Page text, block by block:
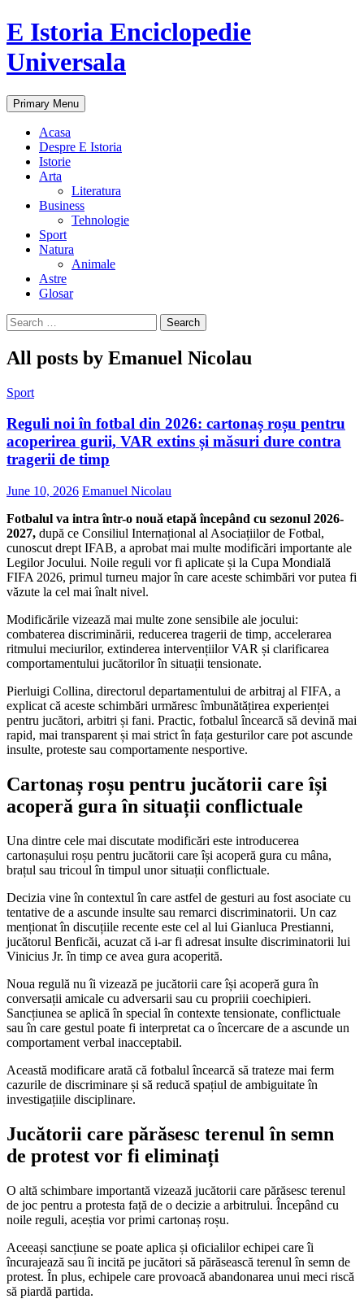
E Istoria Enciclopedie
Universala
Search
Primary Menu Skip
to
Acasa
Despre E Istoria
Istorie
Arta
Literatura
Business
Tehnologie
Sport
Natura
Animale
Astre
Glosar
Search
for:
All posts by Emanuel Nicolau
Sport
Reguli noi în fotbal din 2026: cartonaș roșu pentru
acoperirea gurii, VAR extins și măsuri dure contra
tragerii de timp
June 10, 2026 Emanuel Nicolau
Fotbalul va intra într-o nouă etapă începând cu sezonul 2026-
2027, după ce Consiliul Internațional al Asociațiilor de Fotbal,
cunoscut drept IFAB, a aprobat mai multe modificări importante ale
Legilor Jocului. Noile reguli vor fi aplicate și la Cupa Mondială
FIFA 2026, primul turneu major în care aceste schimbări vor putea fi
văzute la cel mai înalt nivel.
Modificările vizează mai multe zone sensibile ale jocului:
combaterea discriminării, reducerea tragerii de timp, accelerarea
ritmului meciurilor, extinderea intervențiilor VAR și clarificarea
comportamentului jucătorilor în situații tensionate.
Pierluigi Collina, directorul departamentului de arbitraj al FIFA, a
explicat că aceste schimbări urmăresc îmbunătățirea experienței
pentru jucători, arbitri și fani. Practic, fotbalul încearcă să devină mai
rapid, mai transparent și mai strict în fața gesturilor care pot ascunde
insulte, proteste sau comportamente nesportive.
Cartonaș roșu pentru jucătorii care își
acoperă gura în situații conflictuale
Una dintre cele mai discutate modificări este introducerea
cartonașului roșu pentru jucătorii care își acoperă gura cu mâna,
brațul sau tricoul în timpul unor situații conflictuale.
Decizia vine în contextul în care astfel de gesturi au fost asociate cu
tentative de a ascunde insulte sau remarci discriminatorii. Un caz
menționat în discuțiile recente este cel al lui Gianluca Prestianni,
jucătorul Benficăi, acuzat că i-ar fi adresat insulte discriminatorii lui
Vinicius Jr. în timp ce avea gura acoperită.
Noua regulă nu îi vizează pe jucătorii care își acoperă gura în
conversații amicale cu adversarii sau cu propriii coechipieri.
Sancțiunea se aplică în special în contexte tensionate, conflictuale
sau în care gestul poate fi interpretat ca o încercare de a ascunde un
comportament verbal inacceptabil.
Această modificare arată că fotbalul încearcă să trateze mai ferm
cazurile de discriminare și să reducă spațiul de ambiguitate în
investigațiile disciplinare.
Jucătorii care părăsesc terenul în semn
de protest vor fi eliminați
O altă schimbare importantă vizează jucătorii care părăsesc terenul
de joc pentru a protesta față de o decizie a arbitrului. Începând cu
noile reguli, aceștia vor primi cartonaș roșu.
Aceeași sancțiune se poate aplica și oficialilor echipei care îi
încurajează sau îi incită pe jucători să părăsească terenul în semn de
protest. În plus, echipele care provoacă abandonarea unui meci riscă
să piardă partida.